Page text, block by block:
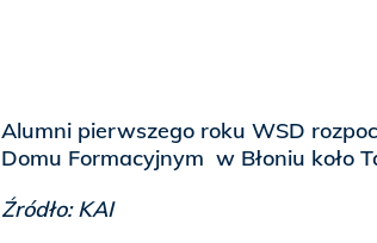
Alumni pierwszego roku WSD
Domu Formacyjnym w Błoniu koło
Źródło: KAI